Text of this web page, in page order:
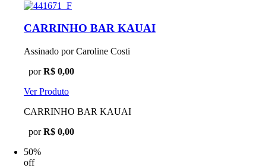
CARRINHO BAR KAUAI
Assinado por Caroline Costi
porR$ 0,00
Ver Produto
CARRINHO BAR KAUAI
porR$ 0,00
50%
off